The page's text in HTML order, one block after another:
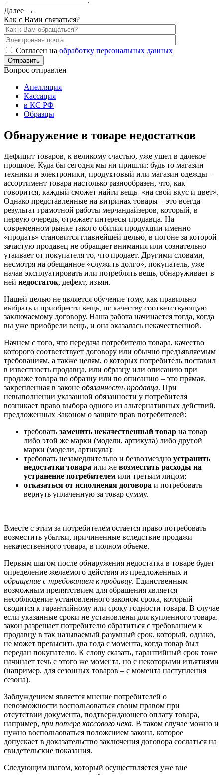
Далее →
Как с Вами связаться?
Согласен на обработку персональных данных
Вопрос отправлен
Апелляция
Кассация
в КС РФ
Образцы
Обнаружение в товаре недостатков
Дефицит товаров, к великому счастью, уже ушел в далекое
прошлое. Куда бы сегодня мы ни пришли: будь то магазин
техники и электроники, продуктовый или магазин одежды –
ассортимент товара настолько разнообразен, что, как
говорится, каждый сможет найти вещь «на свой вкус и цвет».
Однако представленные на витринах товары – это всегда
результат грамотной работы мерчандайзеров, который, в
первую очередь, отражает интересы продавца. На
современном рынке такого обилия продукции именно
«продать» становится главнейшей целью, в погоне за которой
зачастую продавец не обращает внимания или сознательно
утаивает от покупателя то, что продает. Другими словами,
несмотря на обещанное «служить долго», покупатель, уже
начав эксплуатировать или потреблять вещь, обнаруживает в
ней недостаток, дефект, изъян.
Нашей целью не является обучение тому, как правильно
выбрать и приобрести вещь, по качеству соответствующую
заключаемому договору. Наша работа начинается тогда, когда
вы уже приобрели вещь, и она оказалась некачественной.
Начнем с того, что передача потребителю товара, качество
которого соответствует договору или обычно предъявляемым
требованиям, а также целям, о которых потребитель поставил
в известность продавца, или образцу или описанию при
продаже товара по образцу или по описанию – это прямая,
закрепленная в законе обязанность продавца. При
невыполнении указанной обязанности у потребителя
возникает право выбора одного из альтернативных действий,
предложенных Законом о защите прав потребителей:
требовать заменить некачественный товар на товар
либо этой же марки (модели, артикула) либо другой
марки (модели, артикула);
требовать незамедлительно и безвозмездно устранить
недостатки товара или же возместить расходы на
устранение потребителем или третьим лицом;
отказаться от исполнения договора и потребовать
вернуть уплаченную за товар сумму.
Вместе с этим за потребителем остается право потребовать
возместить убытки, причиненные вследствие продажи
некачественного товара, в полном объеме.
Первым шагом после обнаружения недостатка в товаре будет
определение желаемого действия из предложенных и
обращение с требованием к продавцу. Единственным
возможным препятствием для обращения является
несоблюдение установленного законом срока, который
сводится к гарантийному или сроку годности товара. В случае
если указанные сроки не установлены для купленного товара,
закон разрешает потребителю обратиться с требованием к
продавцу в так называемый разумный срок, который, однако,
не может превысить два года с момента, когда товар был
передан покупателю. К слову сказать, гарантийный срок тоже
начинает течь с этого же момента, но с некоторыми изъятиями
(например, для сезонных товаров – с момента наступления
сезона).
Заблуждением является мнение потребителей о
невозможности воспользоваться своим правом при
отсутствии документа, подтверждающего оплату товара,
например, при потере кассового чека. В таком случае можно и
нужно воспользоваться положением закона, которое
допускает в доказательство заключения договора сослаться на
свидетельские показания.
Следующим шагом, который осуществляется уже вне